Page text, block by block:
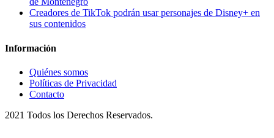
Creadores de TikTok podrán usar personajes de Disney+ en
sus contenidos
Información
Quiénes somos
Políticas de Privacidad
Contacto
2021 Todos los Derechos Reservados.